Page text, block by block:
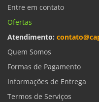
Entre em contato
Ofertas
Atendimento:
Quem Somos
Formas de Pagamento
Informações de Entrega
Termos de Serviços